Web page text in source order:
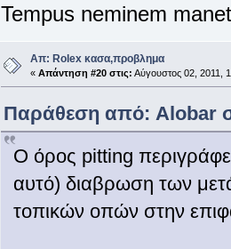
Tempus neminem
Απ: Rolex κασα,προβλημα
« Απάντηση #20 στις: Αύγουστος 02, 2011,
Παράθεση από: Alobar
O όρος pitting
αυτό) διαβρωση των
τοπικών οπών στην